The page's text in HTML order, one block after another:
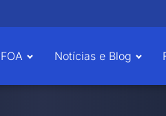
Notícias e Blog